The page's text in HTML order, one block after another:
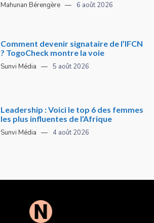
Mahunan Bérengère 6 août 2026
Comment devenir signataire de l’IFCN
? TogoCheck montre la voie
Sunvi Média 5 août 2026
Leadership : Voici le top 6 des femmes
les plus influentes de l’Afrique
Sunvi Média 4 août 2026